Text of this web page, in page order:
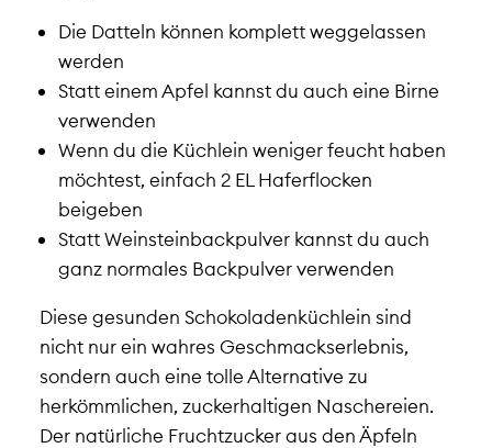
Die Datteln können komplett weggelassen
werden
Statt einem Apfel kannst du auch eine Birne
verwenden
Wenn du die Küchlein weniger feucht haben
möchtest, einfach 2 EL Haferflocken
beigeben
Statt Weinsteinbackpulver kannst du auch
ganz normales Backpulver verwenden
Diese gesunden Schokoladenküchlein sind
nicht nur ein wahres Geschmackserlebnis,
sondern auch eine tolle Alternative zu
herkömmlichen, zuckerhaltigen Naschereien.
Der natürliche Fruchtzucker aus den Äpfeln